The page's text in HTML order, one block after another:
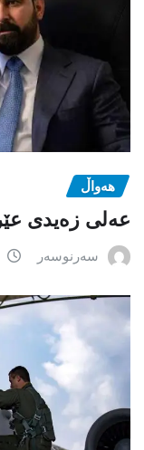
هەواڵ
عەلی زەیدی
سەرنوسەر